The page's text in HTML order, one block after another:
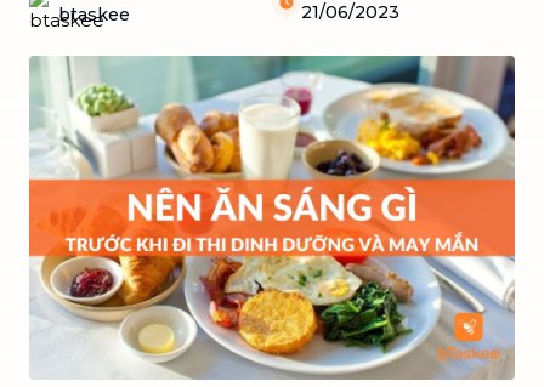
btaskee 21/06/2023